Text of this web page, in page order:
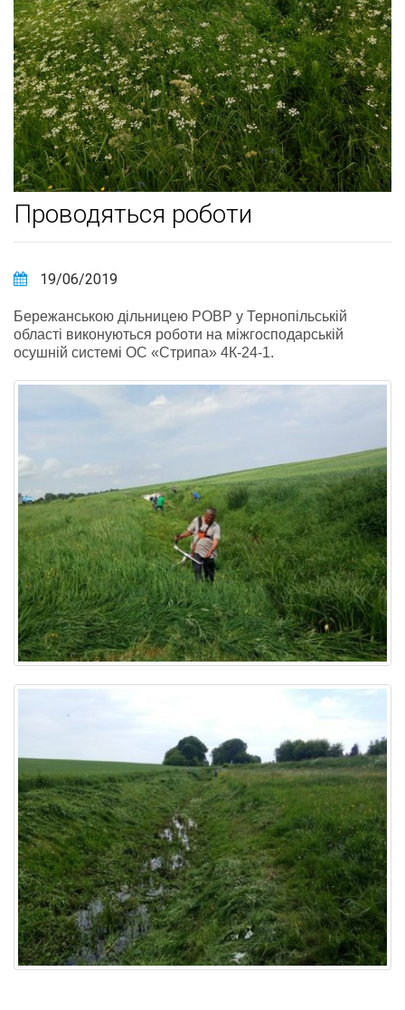
Проводяться роботи
19/06/2019
Бережанською дільницею РОВР у Тернопільській
області виконуються роботи на міжгосподарській
осушній системі ОС «Стрипа» 4К-24-1.